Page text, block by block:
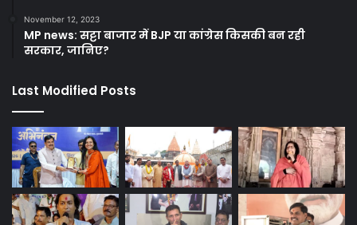
November 12, 2023
MP news: सट्टा बाजार में BJP या कांग्रेस किसकी बन रही
सरकार, जानिए?
Last Modified Posts